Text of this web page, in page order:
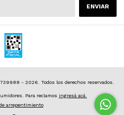
- 2026. Todos los derechos reservados.
Para reclamos ingresá acá.
arrepentimiento